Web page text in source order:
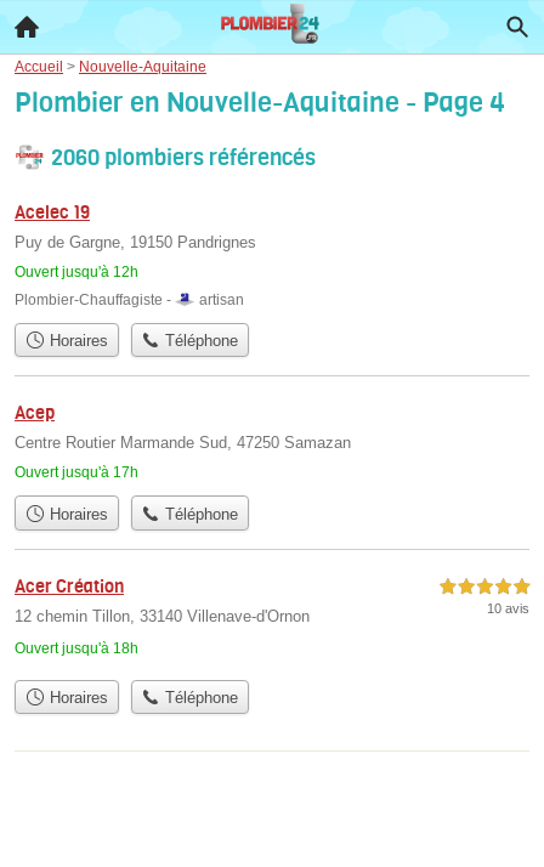
Accueil > Nouvelle-Aquitaine
Plombier en Nouvelle-Aquitaine - Page 4
2060 plombiers référencés
Acelec 19
Puy de Gargne, 19150 Pandrignes
Ouvert jusqu'à 12h
Plombier-Chauffagiste -
artisan
Horaires Téléphone
Acep
Centre Routier Marmande Sud, 47250 Samazan
Ouvert jusqu'à 17h
Horaires Téléphone
Acer Création
12 chemin Tillon, 33140 Villenave-d'Ornon
Ouvert jusqu'à 18h
5,0 étoiles sur 5
10 avis
Horaires Téléphone